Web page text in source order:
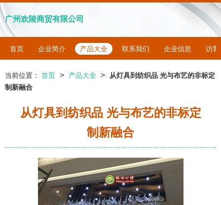
广州欢陵商贸有限公司
首页 企业简介 产品大全 联系我们 企业信息 访客
当前位置： 首页 > 产品大全 >
从灯具到纺织品 光与布艺的非标定
制新融合
从灯具到纺织品 光与布艺的非标定
制新融合